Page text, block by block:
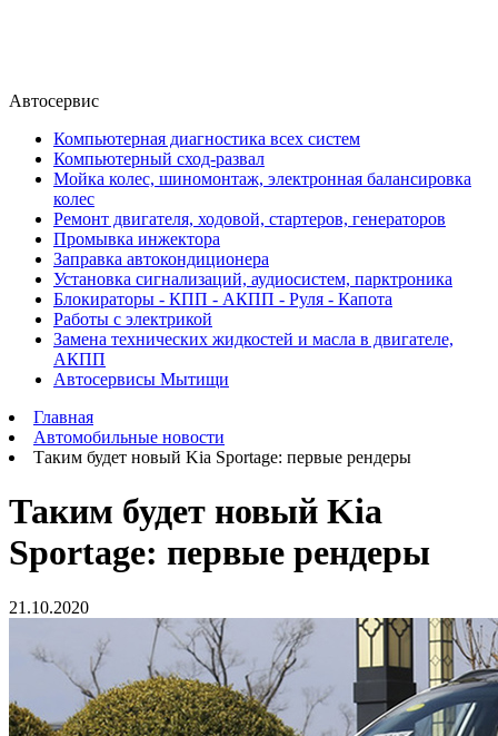
Автосервис
Компьютерная диагностика всех систем
Компьютерный сход-развал
Мойка колес, шиномонтаж, электронная балансировка
колес
Ремонт двигателя, ходовой, стартеров, генераторов
Промывка инжектора
Заправка автокондиционера
Установка сигнализаций, аудиосистем, парктроника
Блокираторы - КПП - АКПП - Руля - Капота
Работы с электрикой
Замена технических жидкостей и масла в двигателе,
АКПП
Автосервисы Мытищи
Главная
Автомобильные новости
Таким будет новый Kia Sportage: первые рендеры
Таким будет новый Kia
Sportage: первые рендеры
21.10.2020